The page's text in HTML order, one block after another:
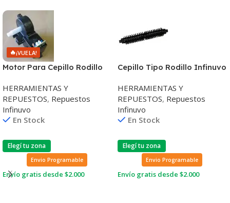
🔥¡VUELA!
Motor Para Cepillo Rodillo
Infinuvo QQ2
HERRAMIENTAS Y
REPUESTOS, Repuestos
Infinuvo
En Stock
Elegí tu zona
Envio Programable
Envío gratis desde $2.000
Cepillo Tipo Rodillo Infinuvo
Aspiradora Robot QQ2
HERRAMIENTAS Y
REPUESTOS, Repuestos
Infinuvo
En Stock
Elegí tu zona
Envio Programable
Envío gratis desde $2.000